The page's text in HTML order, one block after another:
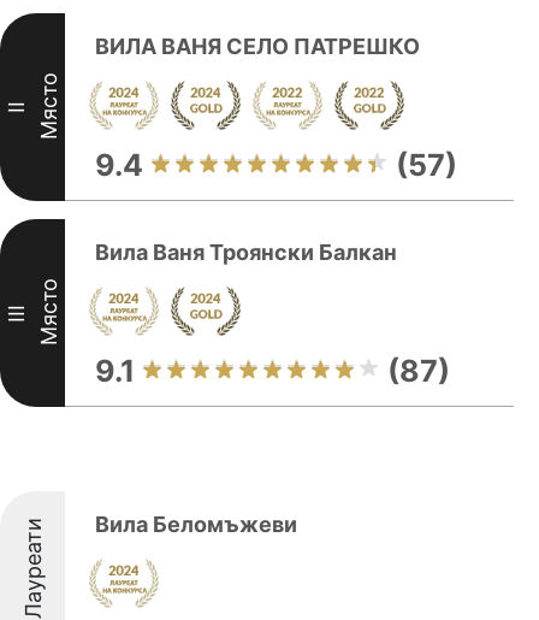
II Място
ВИЛА ВАНЯ СЕЛО ПАТРЕШКО
9.4 (57)
III Място
Вила Ваня Троянски Балкан
9.1 (87)
Лауреати Вила Беломъжеви